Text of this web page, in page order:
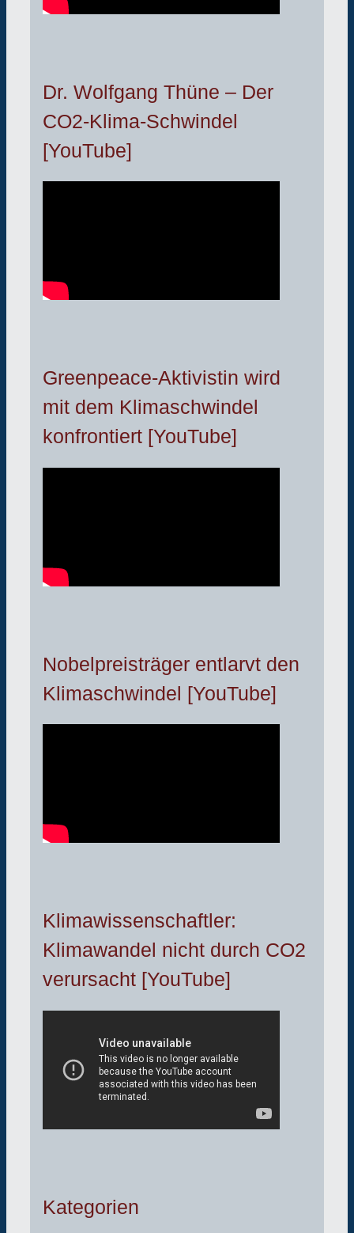
Dr. Wolfgang Thüne – Der
CO2-Klima-Schwindel
[YouTube]
Greenpeace-Aktivistin wird
mit dem Klimaschwindel
konfrontiert [YouTube]
Nobelpreisträger entlarvt den
Klimaschwindel [YouTube]
Klimawissenschaftler:
Klimawandel nicht durch CO2
verursacht [YouTube]
Kategorien